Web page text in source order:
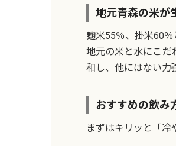
地元青森の米が
麹米55％、掛米60％
地元の米と水にこだ
和し、他にはない力
おすすめの飲み
まずはキリッと「冷